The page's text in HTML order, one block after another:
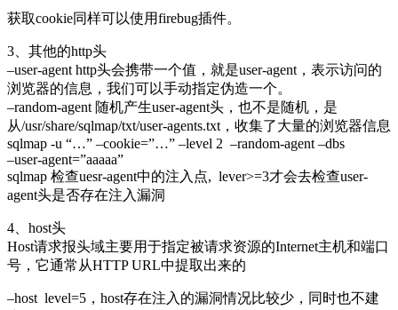
获取cookie同样可以使用firebug插件。
3、其他的http头
–user-agent http头会携带一个值，就是user-agent，表示访问的
浏览器的信息，我们可以手动指定伪造一个。
–random-agent 随机产生user-agent头，也不是随机，是
从/usr/share/sqlmap/txt/user-agents.txt，收集了大量的浏览器信息
sqlmap -u “…” –cookie=”…” –level 2 –random-agent –dbs
–user-agent=”aaaaa”
sqlmap 检查uesr-agent中的注入点, lever>=3才会去检查user-
agent头是否存在注入漏洞
4、host头
Host请求报头域主要用于指定被请求资源的Internet主机和端口
号，它通常从HTTP URL中提取出来的
–host level=5，host存在注入的漏洞情况比较少，同时也不建